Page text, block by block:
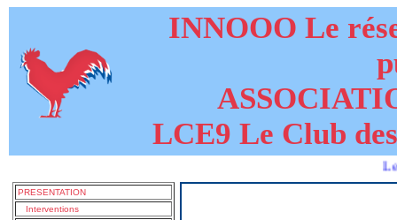
INNOOO Le
LCE9 Le Club
Le livre de
PRESENTATION
Interventions